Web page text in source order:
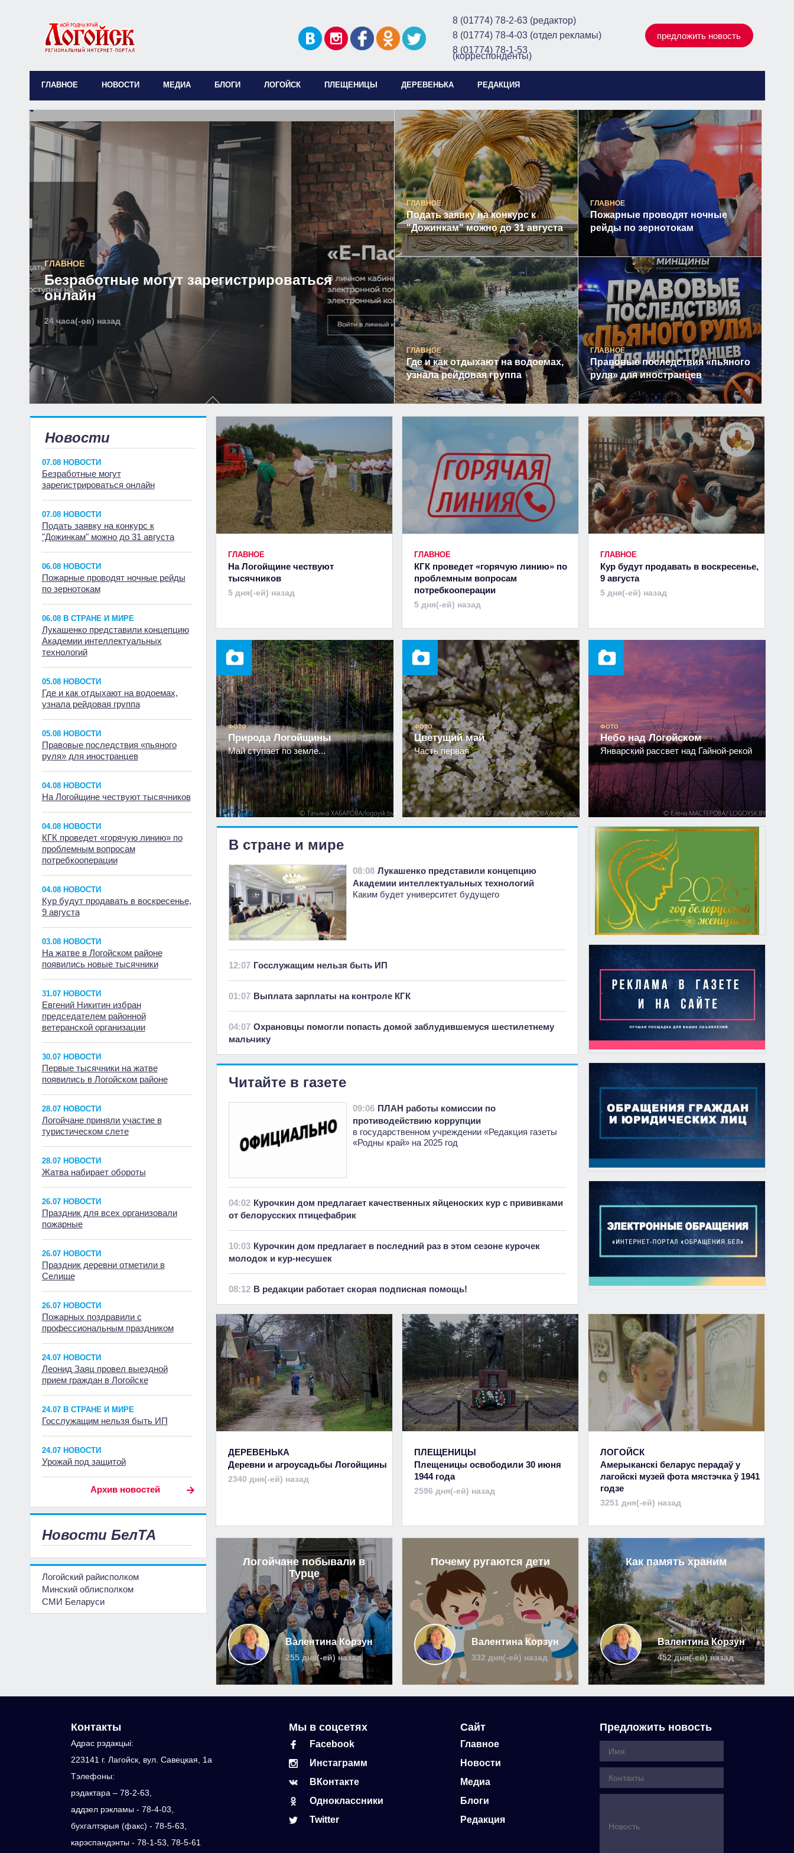
8 (01774) 78-2-63 (редактор)
8 (01774) 78-4-03 (отдел рекламы)
8 (01774) 78-1-53
(корреспонденты)
предложить новость
ГЛАВНОЕ НОВОСТИ МЕДИА БЛОГИ ЛОГОЙСК ПЛЕЩЕНИЦЫ ДЕРЕВЕНЬКА РЕДАКЦИЯ
ГЛАВНОЕ
Безработные могут зарегистрироваться
онлайн
24 часа(-ов) назад
ГЛАВНОЕ
Подать заявку на конкурс к
"Дожинкам" можно до 31 августа
ГЛАВНОЕ
Пожарные проводят ночные
рейды по зернотокам
ГЛАВНОЕ
Где и как отдыхают на водоемах,
узнала рейдовая группа
ГЛАВНОЕ
Правовые последствия «пьяного
руля» для иностранцев
Новости
07.08 НОВОСТИ
Безработные могут
зарегистрироваться онлайн
07.08 НОВОСТИ
Подать заявку на конкурс к
"Дожинкам" можно до 31 августа
06.08 НОВОСТИ
Пожарные проводят ночные рейды
по зернотокам
06.08 В СТРАНЕ И МИРЕ
Лукашенко представили концепцию
Академии интеллектуальных
технологий
05.08 НОВОСТИ
Где и как отдыхают на водоемах,
узнала рейдовая группа
05.08 НОВОСТИ
Правовые последствия «пьяного
руля» для иностранцев
04.08 НОВОСТИ
На Логойщине чествуют тысячников
04.08 НОВОСТИ
КГК проведет «горячую линию» по
проблемным вопросам
потребкооперации
04.08 НОВОСТИ
Кур будут продавать в воскресенье,
9 августа
03.08 НОВОСТИ
На жатве в Логойском районе
появились новые тысячники
31.07 НОВОСТИ
Евгений Никитин избран
председателем районной
ветеранской организации
30.07 НОВОСТИ
Первые тысячники на жатве
появились в Логойском районе
28.07 НОВОСТИ
Логойчане приняли участие в
туристическом слете
28.07 НОВОСТИ
Жатва набирает обороты
26.07 НОВОСТИ
Праздник для всех организовали
пожарные
26.07 НОВОСТИ
Праздник деревни отметили в
Селище
26.07 НОВОСТИ
Пожарных поздравили с
профессиональным праздником
24.07 НОВОСТИ
Леонид Заяц провел выездной
прием граждан в Логойске
24.07 В СТРАНЕ И МИРЕ
Госслужащим нельзя быть ИП
24.07 НОВОСТИ
Урожай под защитой
Архив новостей
Новости БелТА
Логойский райисполком
Минский облисполком
СМИ Беларуси
ГЛАВНОЕ
На Логойщине чествуют
тысячников
5 дня(-ей) назад
ГЛАВНОЕ
КГК проведет «горячую линию» по
проблемным вопросам
потребкооперации
5 дня(-ей) назад
ГЛАВНОЕ
Кур будут продавать в воскресенье,
9 августа
5 дня(-ей) назад
ФОТО
Природа Логойщины
Май ступает по земле...
ФОТО
Цветущий май
Часть первая
ФОТО
Небо над Логойском
Январский рассвет над Гайной-рекой
В стране и мире
08:08 Лукашенко представили концепцию
Академии интеллектуальных технологий
Каким будет университет будущего
12:07 Госслужащим нельзя быть ИП
01:07 Выплата зарплаты на контроле КГК
04:07 Охрановцы помогли попасть домой заблудившемуся шестилетнему
мальчику
Читайте в газете
09:06 ПЛАН работы комиссии по
противодействию коррупции
в государственном учреждении «Редакция газеты
«Родны край» на 2025 год
04:02 Курочкин дом предлагает качественных яйценоских кур с прививками
от белорусских птицефабрик
10:03 Курочкин дом предлагает в последний раз в этом сезоне курочек
молодок и кур-несушек
08:12 В редакции работает скорая подписная помощь!
ДЕРЕВЕНЬКА
Деревни и агроусадьбы Логойщины
2340 дня(-ей) назад
ПЛЕЩЕНИЦЫ
Плещеницы освободили 30 июня
1944 года
2596 дня(-ей) назад
ЛОГОЙСК
Амерыканскі беларус перадаў у
лагойскі музей фота мястэчка ў 1941
годзе
3251 дня(-ей) назад
Логойчане побывали в
Турце
Валентина Корзун
255 дня(-ей) назад
Почему ругаются дети
Валентина Корзун
332 дня(-ей) назад
Как память храним
Валентина Корзун
452 дня(-ей) назад
Контакты
Адрас рэдакцыi:
223141 г. Лагойск, вул. Савецкая, 1а
Тэлефоны:
рэдактара – 78-2-63,
аддзел рэкламы - 78-4-03,
бухгалтэрыя (факс) - 78-5-63,
карэспандэнты - 78-1-53, 78-5-61
Мы в соцсетях
Facebook
Инстаграмм
ВКонтакте
Одноклассники
Twitter
Сайт
Главное
Новости
Медиа
Блоги
Редакция
Предложить новость